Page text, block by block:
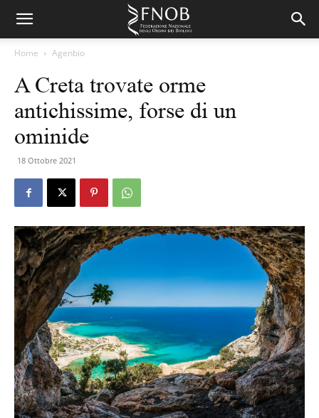
Home Agenbio
A Creta trovate orme
antichissime, forse di un
ominide
18 Ottobre 2021